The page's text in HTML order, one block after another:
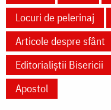
Locuri de pelerinaj
Articole despre sfânt
Editorialiștii Bisericii
Apostol